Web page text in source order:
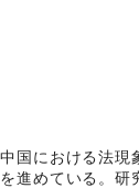
国における法
進めている。